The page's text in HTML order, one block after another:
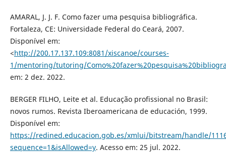
AMARAL, J. J. F. Como fazer uma pesquisa bibliográfica.
Fortaleza, CE: Universidade Federal do Ceará, 2007.
Disponível em:
<http://200.17.137.109:8081/xiscanoe/courses-
1/mentoring/tutoring/
em: 2 dez. 2022.
BERGER FILHO, Leite et al. Educação profissional no Brasil:
novos rumos. Revista Iberoamericana de educación, 1999.
Disponível em:
https://redined.educacion.gob.es/xmlui/bitstream/handle/
sequence=1&isAllowed=y. Acesso em: 25 jul. 2022.